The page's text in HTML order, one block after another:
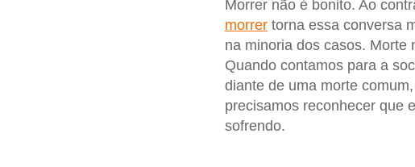
Morrer não é bonito. Ao
morrertorna essa conversa
na minoria dos casos. Morte
Quando contamos para a
diante de uma morte
precisamos reconhecer que
sofrendo.